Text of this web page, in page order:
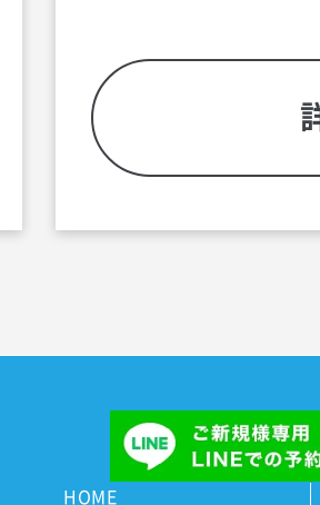
はり面倒。
そんな時、知
試合前の手間
HOME